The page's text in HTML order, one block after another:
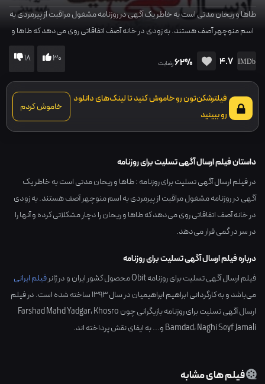
طاها و ریحان مدتی است به خاطر یک آگهی در روزنامه مشغول مراقبت از پیرمردی به
اسم منوچهر آصف هستند. به زودی در خانه آصف اتفاقاتی روی می‌دهد که طاها و
ریحان را دچار مشکلاتی کرده و آنها را در سر در گمی قرار می‌دهد.
4.7
62%رضایت 30
18
فیلترشکن‌تون رو خاموش کنید تا لینک‌های دانلود
رو ببینید
خاموش کردم
داستان فیلم ارسال آگهی تسلیت برای روزنامه
در فیلم ارسال آگهی تسلیت برای روزنامه : طاها و ریحان مدتی است به خاطر یک
آگهی در روزنامه مشغول مراقبت از پیرمردی به اسم منوچهر آصف هستند. به زودی
در خانه آصف اتفاقاتی روی می‌دهد که طاها و ریحان را دچار مشکلاتی کرده و آنها را
در سر در گمی قرار می‌دهد.
درباره فیلم ارسال آگهی تسلیت برای روزنامه
فیلم ارسال آگهی تسلیت برای روزنامه Obit محصول کشور ایرانو در ژانرفیلم ایرانی
می‌باشد و به کارگردانیابراهیم ابراهیمیاندر سال1393ساخته شده است. در فیلم
ارسال آگهی تسلیت برای روزنامه بازیگرانی چون
Farshad Mahd Yadgar،Khosro
Bamdad،Naghi Seyf Jamali و... به ایفای نقش پرداخته اند.
فیلم های مشابه